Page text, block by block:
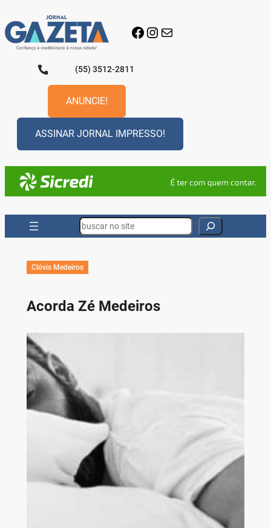
para
o
conteúdo
Facebook
Instagram
E-mail
(55) 3512-2811
ANUNCIE!
ASSINAR JORNAL IMPRESSO!
Search
Clóvis Medeiros
Acorda Zé Medeiros